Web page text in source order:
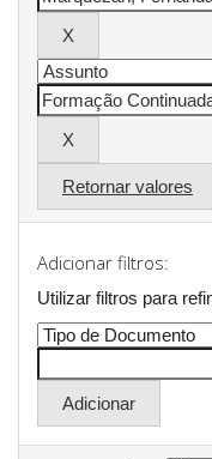
Retornar valores
Adicionar filtros:
Utilizar filtros para